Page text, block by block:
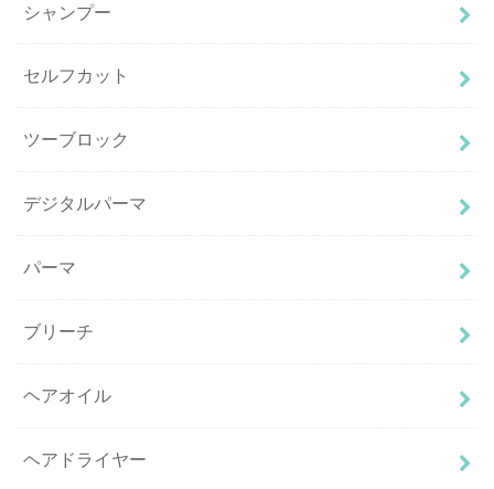
シャンプー
セルフカット
ツーブロック
デジタルパーマ
パーマ
ブリーチ
ヘアオイル
ヘアドライヤー